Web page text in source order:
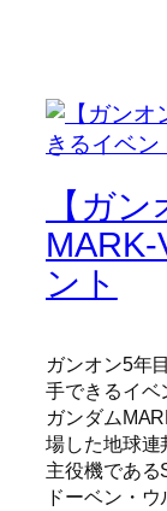
【ガ
ント
ガンオン5年
手できるイベ
ガンダム
場した地球連
主役機である
ドーベン・